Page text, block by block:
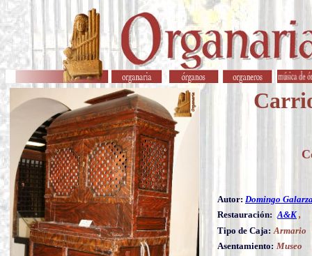
Autor: Domingo
Restauración: A&K,
Tipo de Caja: Armario
Asentamiento: Museo